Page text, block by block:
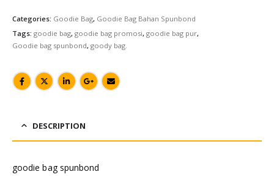
Categories: Goodie Bag, Goodie Bag Bahan Spunbond
Tags: goodie bag, goodie bag promosi, goodie bag pur,
Goodie bag spunbond, goody bag.
DESCRIPTION
goodie bag spunbond